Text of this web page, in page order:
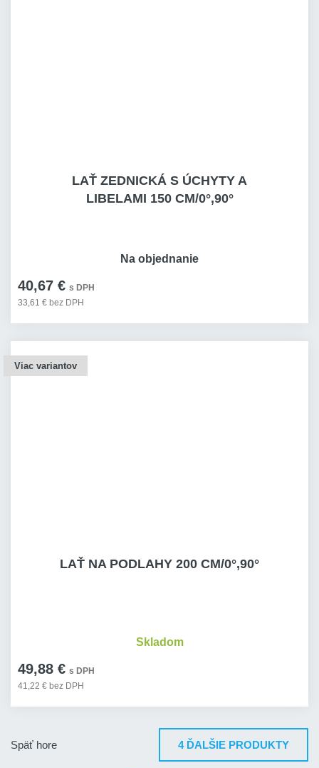
LAŤ ZEDNICKÁ S ÚCHYTY A
LIBELAMI 150 CM/0°,90°
40,67 € s DPH
33,61 € bez DPH
Na objednanie
Viac variantov
LAŤ NA PODLAHY 200 CM/0°,90°
49,88 € s DPH
41,22 € bez DPH
Skladom
Späť hore 4 ĎALŠIE PRODUKTY